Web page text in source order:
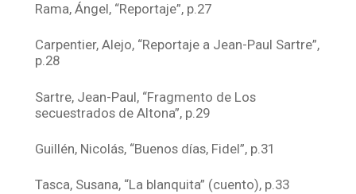
Rama, Ángel, “Reportaje”, p.27
Carpentier, Alejo, “Reportaje a Jean-Paul Sartre”,
p.28
Sartre, Jean-Paul, “Fragmento de Los
secuestrados de Altona”, p.29
Guillén, Nicolás, “Buenos días, Fidel”, p.31
Tasca, Susana, “La blanquita” (cuento), p.33